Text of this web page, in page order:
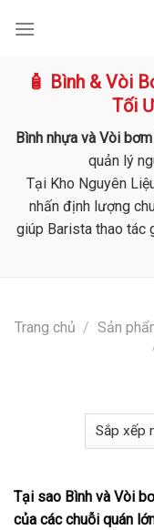
🧴 Bình & Vòi
Tối
Bình nhựa và Vòi
quản lý
Tại Kho Nguyên
nhấn định lượng
giúp Barista thao tác
Trang chủ / Sản
Tại sao Bình và Vòi
của các chuỗi quán